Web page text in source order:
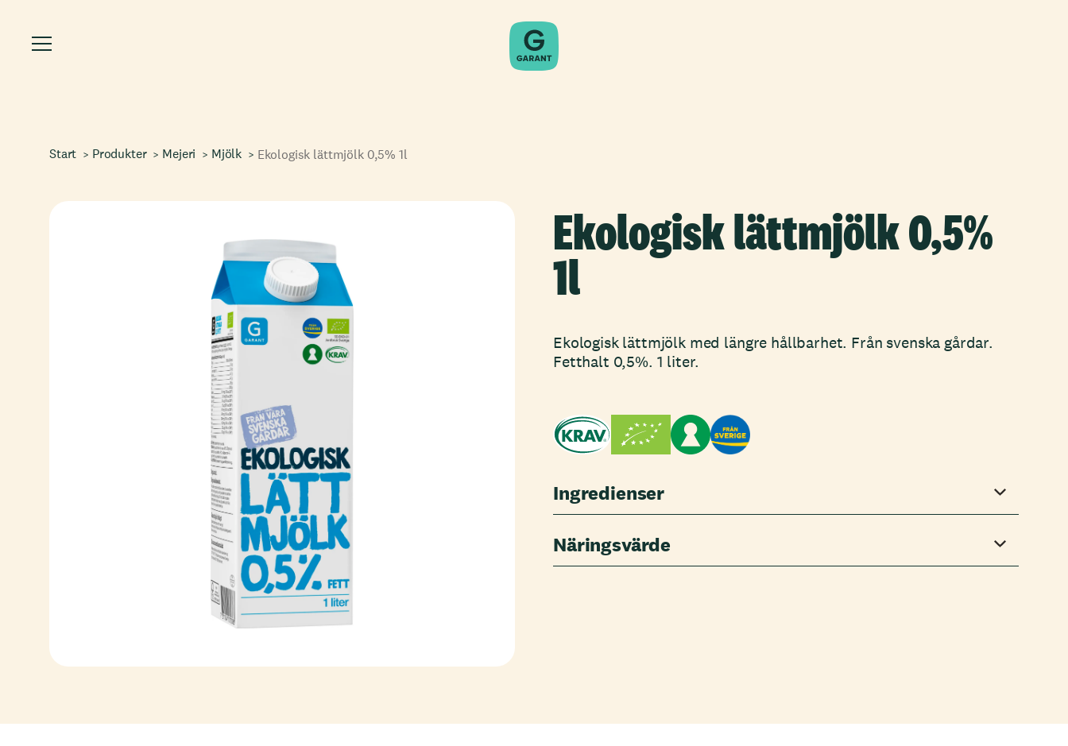
Start Produkter Mejeri Mjölk Ekologisk lättmjölk 0,5% 1l
Ekologisk lättmjölk 0,5%
1l
Ekologisk lättmjölk med längre hållbarhet. Från svenska gårdar.
Fetthalt 0,5%. 1 liter.
Ingredienser
Näringsvärde